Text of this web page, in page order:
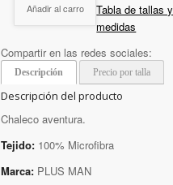
Añadir al carro
Tabla de tallas y
medidas
Compartir en las redes sociales:
Descripción Precio por talla
Descripción del producto
Chaleco aventura.
Tejido: 100% Microfibra
Marca: PLUS MAN